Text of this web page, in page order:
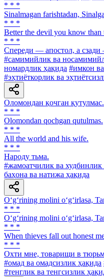
* * *
Sinalmagan farishtadan,
* * *
Better the devil you know
* * *
Спереди — апостол, а сзади
#самимийлик ва
номардлик ҳақида #имкон
#эҳтиёткорлик ва
Оломондан қочган қутулмас.
* * *
Olomondan qochgan qutulmas.
* * *
All the world and his wife.
* * *
Народу тьма.
#жамоатчилик ва худбинлик
баҳона ва натижа ҳақида
O‘g‘rining molini o‘g‘irlasa,
* * *
O‘g‘rining molini o‘g‘irlasa,
* * *
When thieves fall out honest
* * *
Охти мне, товарищи в
#омад ва омадсизлик ҳақида
#тенглик ва тенгсизлик